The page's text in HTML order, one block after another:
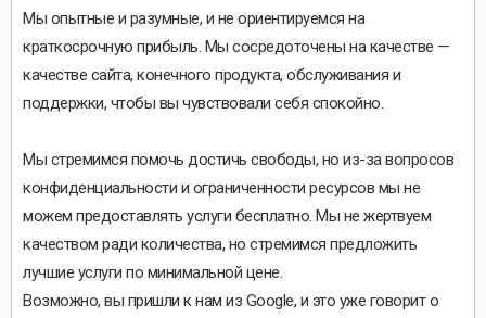
Мы опытные и разумные, и не ориентируемся на
краткосрочную прибыль. Мы сосредоточены на качестве —
качестве сайта, конечного продукта, обслуживания и
поддержки, чтобы вы чувствовали себя спокойно.
Мы стремимся помочь достичь свободы, но из-за вопросов
конфиденциальности и ограниченности ресурсов мы не
можем предоставлять услуги бесплатно. Мы не жертвуем
качеством ради количества, но стремимся предложить
лучшие услуги по минимальной цене.
Возможно, вы пришли к нам из Google, и это уже говорит о